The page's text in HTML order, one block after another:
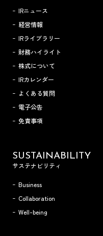
IRニュース
経営情報
IRライブラリー
財務ハイライト
株式について
IRカレンダー
よくある質問
電子公告
免責事項
SUSTAINABILITY
サステナビリティ
Business
Collaboration
Well-being